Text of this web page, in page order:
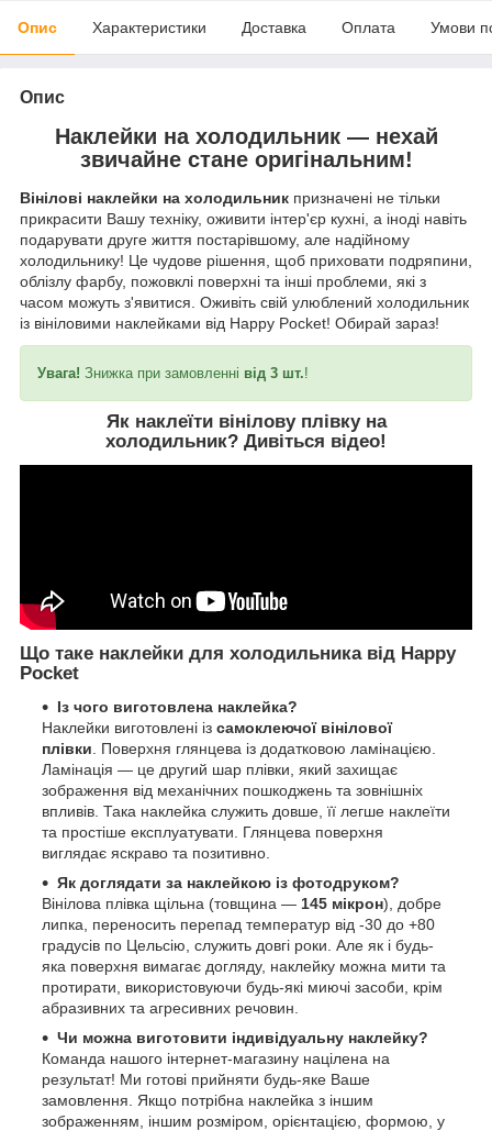
Опис Характеристики Доставка Оплата Умови
Опис
Наклейки на холодильник — нехай
звичайне стане оригінальним!
Вінілові наклейки на холодильник призначені не тільки
прикрасити Вашу техніку, оживити інтер'єр кухні, а іноді навіть
подарувати друге життя постарівшому, але надійному
холодильнику! Це чудове рішення, щоб приховати подряпини,
облізлу фарбу, пожовклі поверхні та інші проблеми, які з
часом можуть з'явитися. Оживіть свій улюблений холодильник
із вініловими наклейками від Happy Pocket! Обирай зараз!
Увага! Знижка при замовленні від 3 шт.!
Як наклеїти вінілову плівку на
холодильник? Дивіться відео!
Що таке наклейки для холодильника від Happy
Pocket
Із чого виготовлена наклейка?
Наклейки виготовлені із самоклеючої вінілової
плівки . Поверхня глянцева із додатковою ламінацією.
Ламінація — це другий шар плівки, який захищає
зображення від механічних пошкоджень та зовнішніх
впливів. Така наклейка служить довше, її легше наклеїти
та простіше експлуатувати. Глянцева поверхня
виглядає яскраво та позитивно.
Як доглядати за наклейкою із фотодруком?
Вінілова плівка щільна (товщина — 145 мікрон), добре
липка, переносить перепад температур від -30 до +80
градусів по Цельсію, служить довгі роки. Але як і будь-
яка поверхня вимагає догляду, наклейку можна мити та
протирати, використовуючи будь-які миючі засоби, крім
абразивних та агресивних речовин.
Чи можна виготовити індивідуальну наклейку?
Команда нашого інтернет-магазину націлена на
результат! Ми готові прийняти будь-яке Ваше
замовлення. Якщо потрібна наклейка з іншим
зображенням, іншим розміром, орієнтацією, формою, у